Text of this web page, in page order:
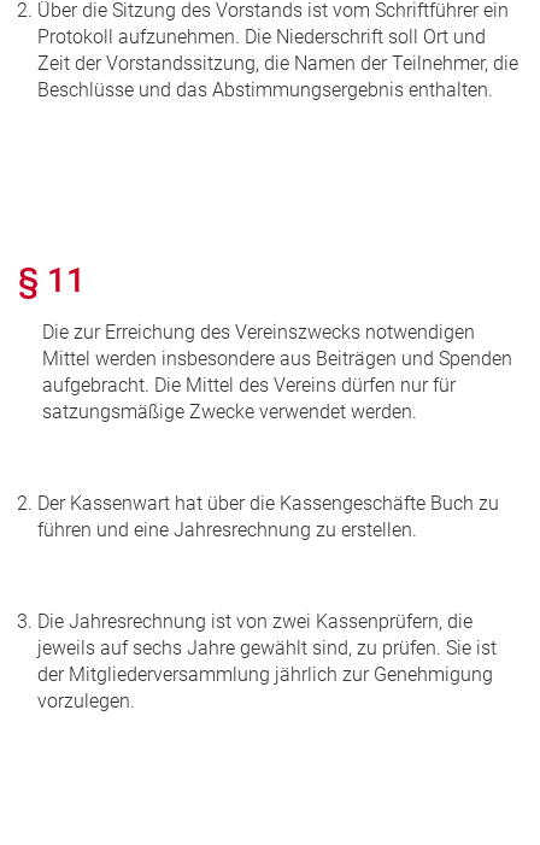
Über die Sitzung des Vorstands ist vom Schriftführer ein
Protokoll aufzunehmen. Die Niederschrift soll Ort und
Zeit der Vorstandssitzung, die Namen der Teilnehmer, die
Beschlüsse und das Abstimmungsergebnis enthalten.
§ 11
Die zur Erreichung des Vereinszwecks notwendigen
Mittel werden insbesondere aus Beiträgen und Spenden
aufgebracht. Die Mittel des Vereins dürfen nur für
satzungsmäßige Zwecke verwendet werden.
Der Kassenwart hat über die Kassengeschäfte Buch zu
führen und eine Jahresrechnung zu erstellen.
Die Jahresrechnung ist von zwei Kassenprüfern, die
jeweils auf sechs Jahre gewählt sind, zu prüfen. Sie ist
der Mitgliederversammlung jährlich zur Genehmigung
vorzulegen.